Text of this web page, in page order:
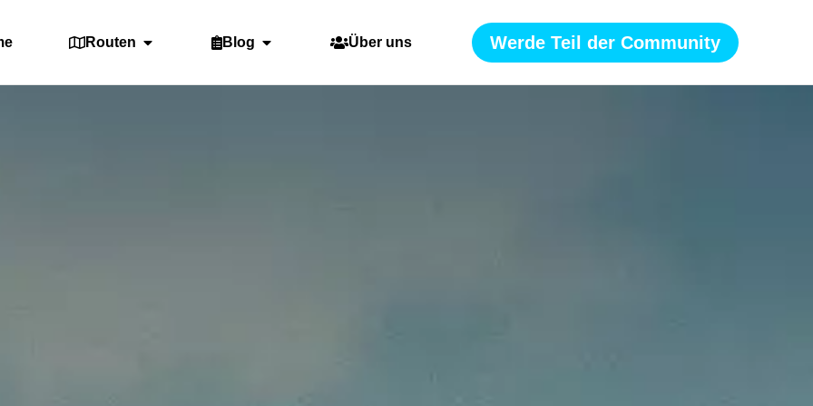
Routen Blog Über uns Werde Teil der Community